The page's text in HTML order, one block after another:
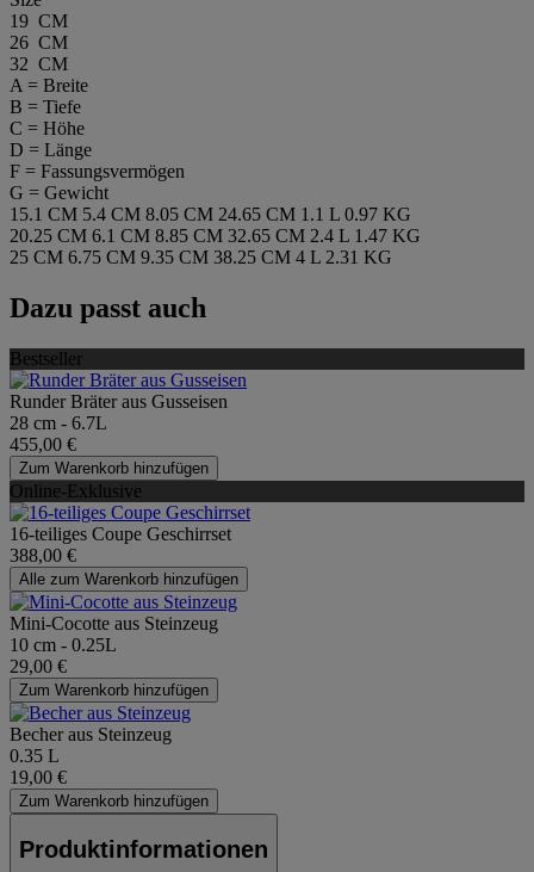
19 CM
26 CM
32 CM
A = Breite
B = Tiefe
C = Höhe
D = Länge
F = Fassungsvermögen
G = Gewicht
15.1 CM 5.4 CM 8.05 CM 24.65 CM 1.1 L 0.97 KG
20.25 CM 6.1 CM 8.85 CM 32.65 CM 2.4 L 1.47 KG
25 CM 6.75 CM 9.35 CM 38.25 CM 4 L 2.31 KG
Dazu passt auch
Bestseller
Runder Bräter aus Gusseisen
28 cm - 6.7L
455,00 €
Zum Warenkorb hinzufügen
Online-Exklusive
16-teiliges Coupe Geschirrset
388,00 €
Alle zum Warenkorb hinzufügen
Mini-Cocotte aus Steinzeug
10 cm - 0.25L
29,00 €
Zum Warenkorb hinzufügen
Becher aus Steinzeug
0.35 L
19,00 €
Zum Warenkorb hinzufügen
Produktinformationen